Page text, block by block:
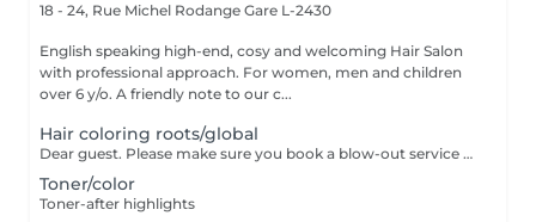
18 - 24, Rue Michel Rodange Gare L-2430
English speaking high-end, cosy and welcoming Hair Salon
with professional approach. For women, men and children
over 6 y/o. A friendly note to our c...
Hair coloring roots/global
Dear guest. Please make sure you book a blow-out service after your color service, that is additional 30 minutes to the total service. Thank you for understanding. Team Centro
Toner/color
Toner-after highlights